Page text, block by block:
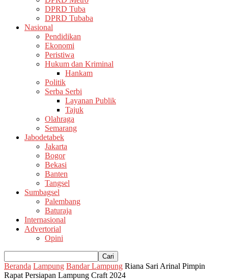
DPRD Tuba
DPRD Tubaba
Nasional
Pendidikan
Ekonomi
Peristiwa
Hukum dan Kriminal
Hankam
Politik
Serba Serbi
Layanan Publik
Tajuk
Olahraga
Semarang
Jabodetabek
Jakarta
Bogor
Bekasi
Banten
Tangsel
Sumbagsel
Palembang
Baturaja
Internasional
Advertorial
Opini
Beranda Lampung Bandar Lampung Riana Sari Arinal Pimpin
Rapat Persiapan Lampung Craft 2024